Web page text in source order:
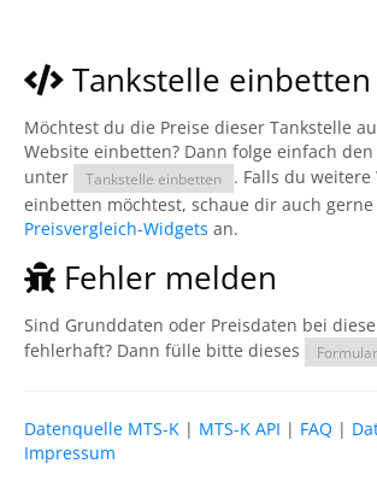
Tankstelle einbetten
Möchtest du die Preise dieser Tankstelle
Website einbetten? Dann folge einfach
unter
Tankstelle einbetten
. Falls du weitere
einbetten möchtest, schaue dir auch
Preisvergleich-Widgets an.
Fehler melden
Sind Grunddaten oder Preisdaten bei
fehlerhaft? Dann fülle bitte dieses
Formular
Datenquelle MTS-K | MTS-K API | FAQ |
Impressum